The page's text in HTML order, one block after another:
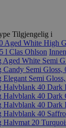
Tilgjengelig i
Aged White High
l Clas Ohlson
White Semi
Semi Gloss,
Semi
Halvblank 40 Dark
Halvblank 40 Dark
Halvblank 40 Dark
Halvblank 40
20